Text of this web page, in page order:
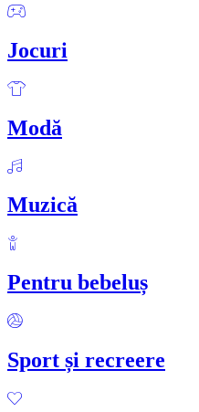
Jocuri
Modă
Muzică
Pentru bebeluș
Sport și recreere